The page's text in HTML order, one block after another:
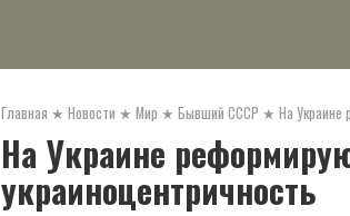
Главная ★ Новости ★ Мир ★ Бывший СССР ★ На Украине
На Украине
украиноцентричность